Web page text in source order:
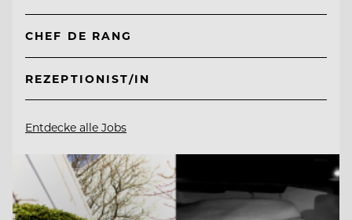
CHEF DE RANG
REZEPTIONIST/IN
Entdecke alle Jobs